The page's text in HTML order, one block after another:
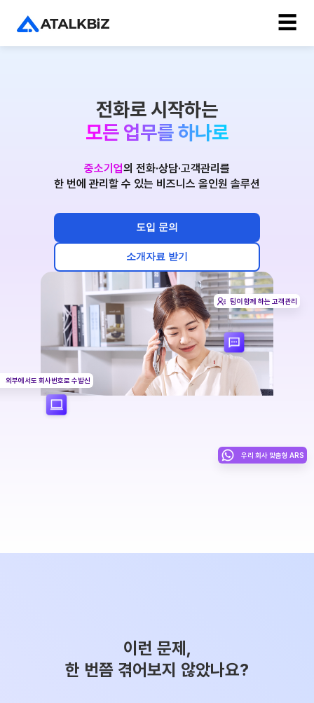
☰
전화로 시작하는
모든 업무를 하나로
중소기업의 전화·상담·고객관리를
한 번에 관리할 수 있는 비즈니스 올인원 솔루션
도입 문의
소개자료 받기
팀이 함께 하는 고객관리
외부에서도 회사번호로 수발신
우리 회사 맞춤형 ARS
이런 문제,
한 번쯤 겪어보지 않았나요?